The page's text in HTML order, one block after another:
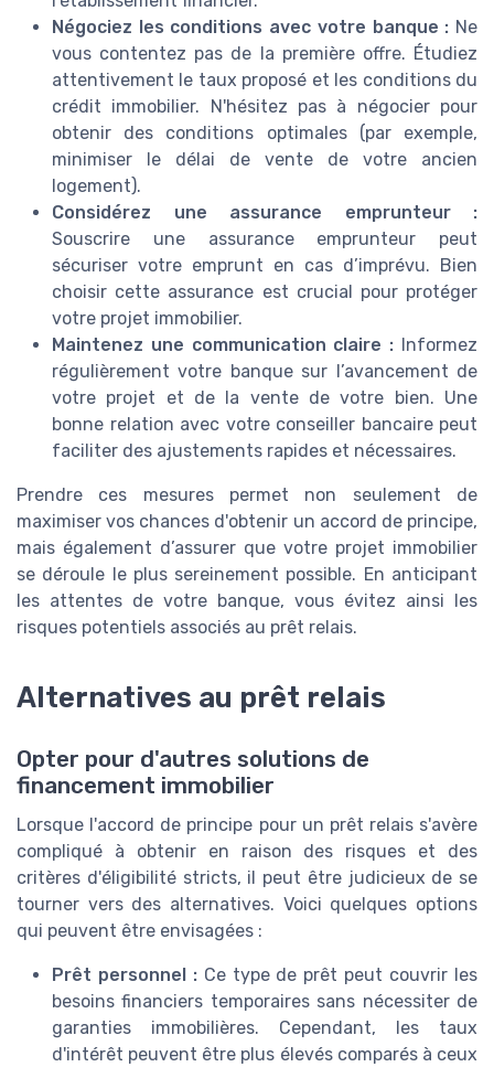
Négociez les conditions avec votre banque : Ne
vous contentez pas de la première offre. Étudiez
attentivement le taux proposé et les conditions du
crédit immobilier. N'hésitez pas à négocier pour
obtenir des conditions optimales (par exemple,
minimiser le délai de vente de votre ancien
logement).
Considérez une assurance emprunteur :
Souscrire une assurance emprunteur peut
sécuriser votre emprunt en cas d’imprévu. Bien
choisir cette assurance est crucial pour protéger
votre projet immobilier.
Maintenez une communication claire : Informez
régulièrement votre banque sur l’avancement de
votre projet et de la vente de votre bien. Une
bonne relation avec votre conseiller bancaire peut
faciliter des ajustements rapides et nécessaires.
Prendre ces mesures permet non seulement de
maximiser vos chances d'obtenir un accord de principe,
mais également d’assurer que votre projet immobilier
se déroule le plus sereinement possible. En anticipant
les attentes de votre banque, vous évitez ainsi les
risques potentiels associés au prêt relais.
Alternatives au prêt relais
Opter pour d'autres solutions de
financement immobilier
Lorsque l'accord de principe pour un prêt relais s'avère
compliqué à obtenir en raison des risques et des
critères d'éligibilité stricts, il peut être judicieux de se
tourner vers des alternatives. Voici quelques options
qui peuvent être envisagées :
Prêt personnel :Ce type de prêt peut couvrir les
besoins financiers temporaires sans nécessiter de
garanties immobilières. Cependant, les taux
d'intérêt peuvent être plus élevés comparés à ceux